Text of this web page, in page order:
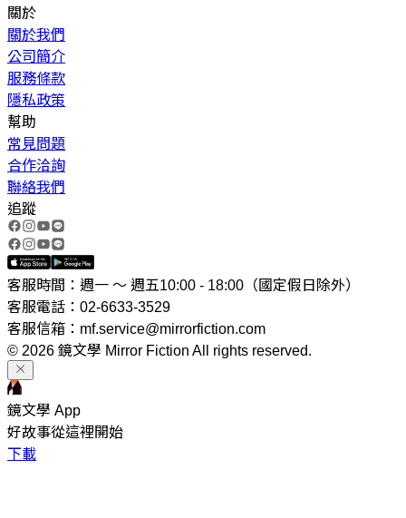
關於
關於我們
公司簡介
服務條款
隱私政策
幫助
常見問題
合作洽詢
聯絡我們
追蹤
客服時間：週一 ～ 週五10:00 - 18:00（國定假日除外）
客服電話：02-6633-3529
客服信箱：mf.service@mirrorfiction.com
© 2026 鏡文學 Mirror Fiction All rights reserved.
鏡文學 App
好故事從這裡開始
下載